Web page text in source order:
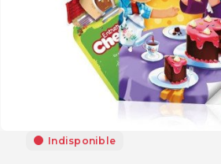
Indisponible